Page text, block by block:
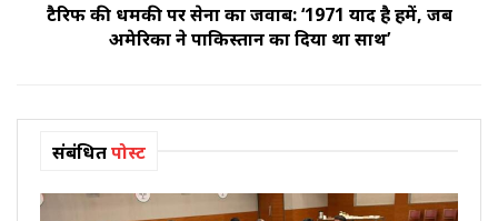
टैरिफ की धमकी पर सेना का जवाब: ‘1971 याद है हमें, जब
अमेरिका ने पाकिस्तान का दिया था साथ’
संबंधितपोस्ट